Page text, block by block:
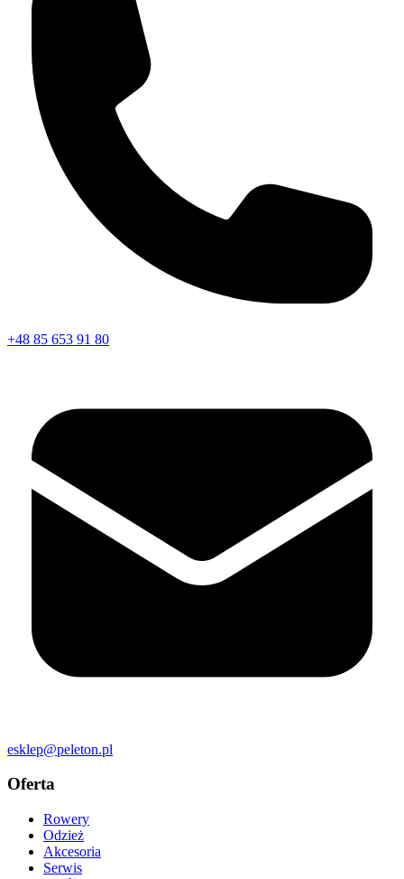
+48 85 653 91 80
esklep@peleton.pl
Oferta
Rowery
Odzież
Akcesoria
Serwis